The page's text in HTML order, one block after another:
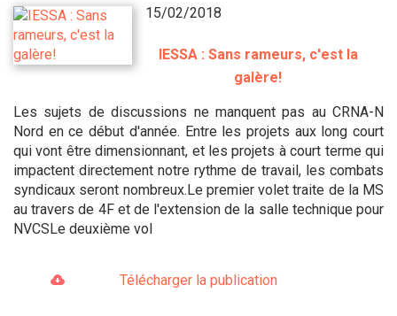
15/02/2018
IESSA : Sans rameurs, c'est la
galère!
Les sujets de discussions ne manquent pas au CRNA-N
Nord en ce début d'année. Entre les projets aux long court
qui vont être dimensionnant, et les projets à court terme qui
impactent directement notre rythme de travail, les combats
syndicaux seront nombreux.Le premier volet traite de la MS
au travers de 4F et de l'extension de la salle technique pour
NVCSLe deuxième vol
Télécharger la publication